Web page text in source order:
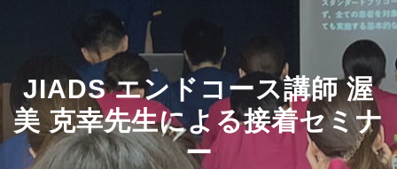
JIADS エンドコース講師 渥
美 克幸先生による接着セミナ
ー